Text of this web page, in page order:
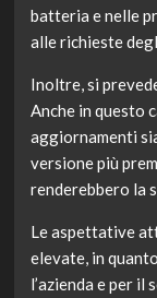
batteria e nelle
alle richieste
Inoltre, si
Anche in questo
aggiornamenti
versione più
renderebbero la
Le aspettative
elevate, in
l’azienda e per